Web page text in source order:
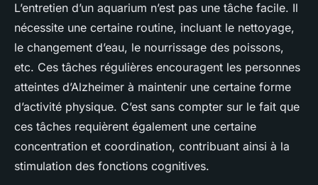
L’entretien d’un aquarium n’est pas une tâche facile. Il
nécessite une certaine routine, incluant le nettoyage,
le changement d’eau, le nourrissage des poissons,
etc. Ces tâches régulières encouragent les personnes
atteintes d’Alzheimer à maintenir une certaine forme
d’activité physique. C’est sans compter sur le fait que
ces tâches requièrent également une certaine
concentration et coordination, contribuant ainsi à la
stimulation des fonctions cognitives.